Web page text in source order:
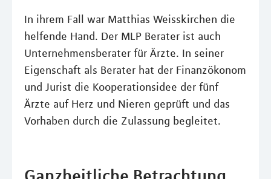
In ihrem Fall war Matthias Weisskirchen die
helfende Hand. Der MLP Berater ist auch
Unternehmensberater für Ärzte. In seiner
Eigenschaft als Berater hat der Finanzökonom
und Jurist die Kooperationsidee der fünf
Ärzte auf Herz und Nieren geprüft und das
Vorhaben durch die Zulassung begleitet.